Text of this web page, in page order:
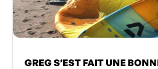
GREG S’EST FAIT UNE